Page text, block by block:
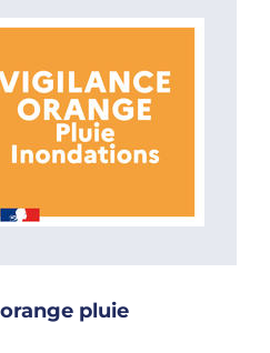
pluie